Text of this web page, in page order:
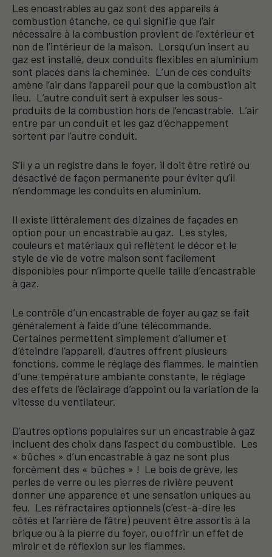
Les encastrables au gaz sont des appareils à
combustion étanche, ce qui signifie que l’air
nécessaire à la combustion provient de l’extérieur et
non de l’intérieur de la maison. Lorsqu’un insert au
gaz est installé, deux conduits flexibles en aluminium
sont placés dans la cheminée. L’un de ces conduits
amène l’air dans l’appareil pour que la combustion ait
lieu. L’autre conduit sert à expulser les sous-
produits de la combustion hors de l’encastrable. L’air
entre par un conduit et les gaz d’échappement
sortent par l’autre conduit.
S’il y a un registre dans le foyer, il doit être retiré ou
désactivé de façon permanente pour éviter qu’il
n’endommage les conduits en aluminium.
Il existe littéralement des dizaines de façades en
option pour un encastrable au gaz. Les styles,
couleurs et matériaux qui reflètent le décor et le
style de vie de votre maison sont facilement
disponibles pour n’importe quelle taille d’encastrable
à gaz.
Le contrôle d’un encastrable de foyer au gaz se fait
généralement à l’aide d’une télécommande.
Certaines permettent simplement d’allumer et
d’éteindre l’appareil, d’autres offrent plusieurs
fonctions, comme le réglage des flammes, le maintien
d’une température ambiante constante, le réglage
des effets de l’éclairage d’appoint ou la variation de la
vitesse du ventilateur.
D’autres options populaires sur un encastrable à gaz
incluent des choix dans l’aspect du combustible. Les
« bûches » d’un encastrable à gaz ne sont plus
forcément des « bûches » ! Le bois de grève, les
perles de verre ou les pierres de rivière peuvent
donner une apparence et une sensation uniques au
feu. Les réfractaires optionnels (c’est-à-dire les
côtés et l’arrière de l’âtre) peuvent être assortis à la
brique ou à la pierre du foyer, ou offrir un effet de
miroir et de réflexion sur les flammes.